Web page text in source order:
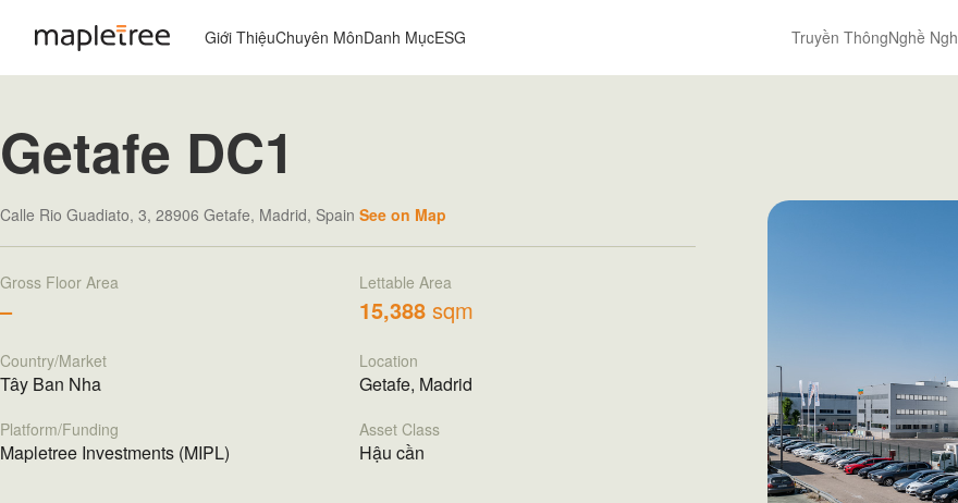
Giới ThiệuChuyên MônDanh MụcESG Truyền ThôngNghề
Getafe DC1
Calle Rio Guadiato, 3, 28906 Getafe, Madrid, Spain See on Map
Gross Floor Area
–
Lettable Area
15,388 sqm
Country/Market
Tây Ban Nha
Location
Getafe, Madrid
Platform/Funding
Mapletree Investments (MIPL)
Asset Class
Hậu cần